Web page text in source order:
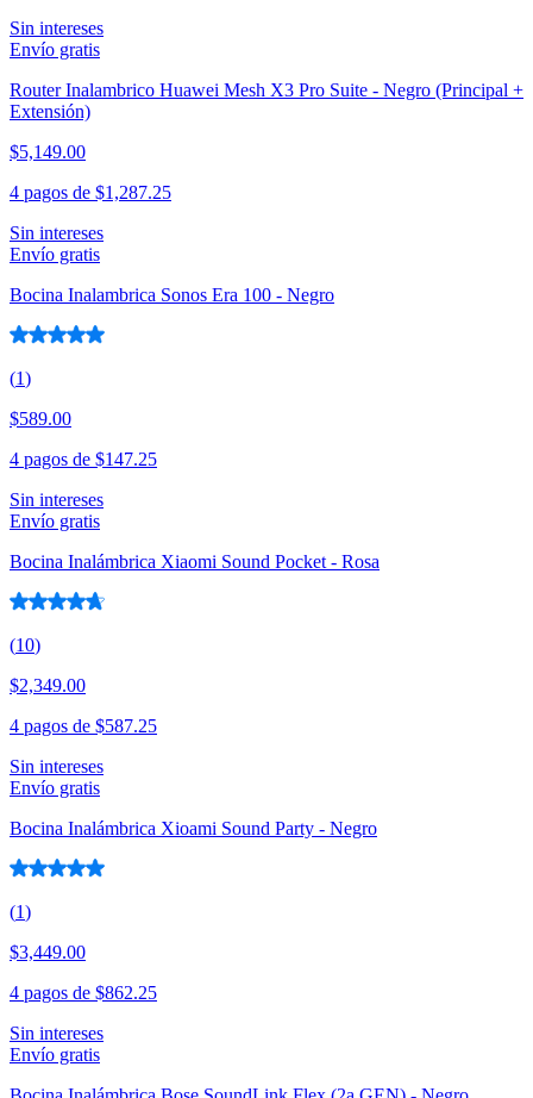
Sin intereses
Envío gratis
Router Inalambrico Huawei Mesh X3 Pro Suite - Negro (Principal +
Extensión)
$5,149.00
4 pagos de $1,287.25
Sin intereses
Envío gratis
Bocina Inalambrica Sonos Era 100 - Negro
(1)
$589.00
4 pagos de $147.25
Sin intereses
Envío gratis
Bocina Inalámbrica Xiaomi Sound Pocket - Rosa
(10)
$2,349.00
4 pagos de $587.25
Sin intereses
Envío gratis
Bocina Inalámbrica Xioami Sound Party - Negro
(1)
$3,449.00
4 pagos de $862.25
Sin intereses
Envío gratis